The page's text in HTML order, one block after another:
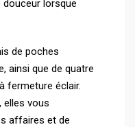
lorsque
de poches
ainsi que de quatre
fermeture éclair.
elles vous
affaires et de